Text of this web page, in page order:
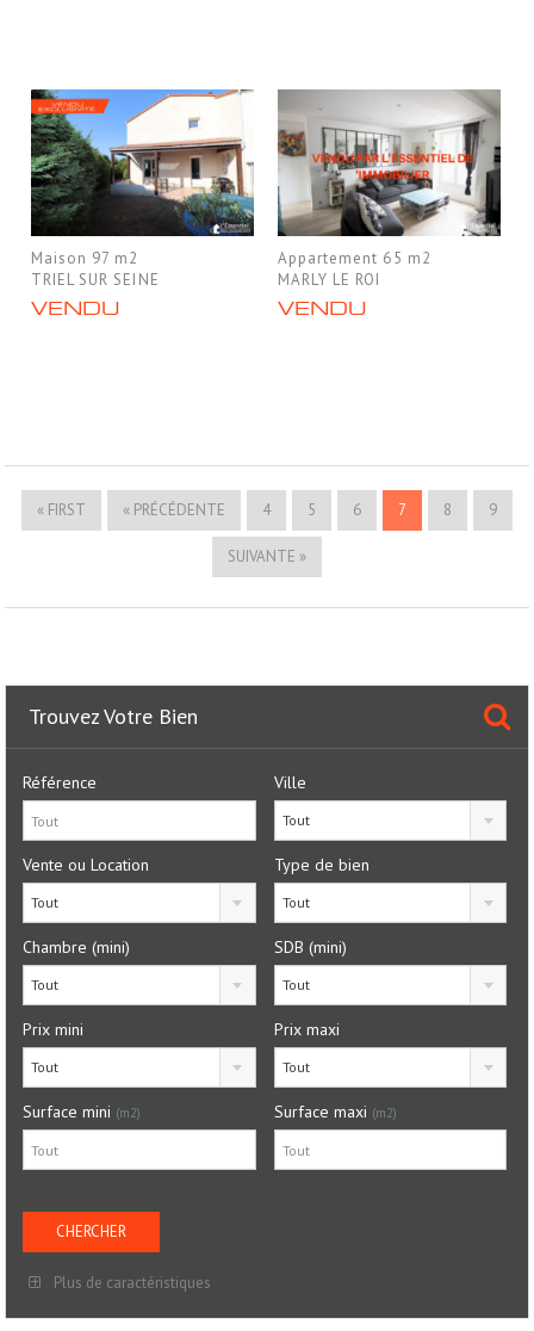
Maison 97 m2
TRIEL SUR SEINE
VENDU
Appartement 65 m2
MARLY LE ROI
VENDU
« FIRST « PRÉCÉDENTE 4 5 6 7 8 9
SUIVANTE »
Trouvez Votre Bien
Référence Ville
Tout
Vente ou Location
Tout
Type de bien
Tout
Chambre (mini)
Tout
SDB (mini)
Tout
Prix mini
Tout
Prix maxi
Tout
Surface mini (m2) Surface maxi (m2)
Plus de caractéristiques